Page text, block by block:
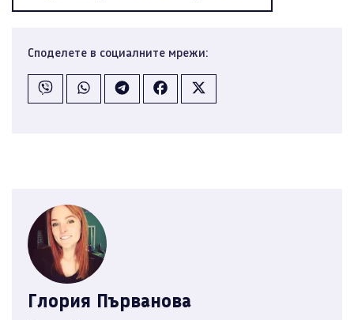
Споделете в социалните мрежи:
Глория Първанова